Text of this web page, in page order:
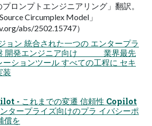
ロンプトエンジニアリング」翻訳。
Circumplex Model」
abs/2502.15747）
ョン 統合された⼀つの エンタープラ
開発エンジニア向け 業界最先
ションツール すべての⼯程に セキ
装
- これまでの変遷 信頼性 Copilot
タープライズ向けのプラ イバシーポ
償を